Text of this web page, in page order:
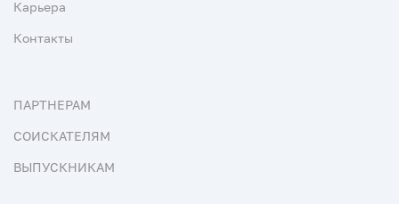
Карьера
Контакты
ПАРТНЕРАМ
СОИСКАТЕЛЯМ
ВЫПУСКНИКАМ